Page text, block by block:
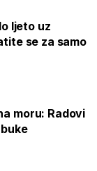
ljeto uz
se za samo
moru: Radovi